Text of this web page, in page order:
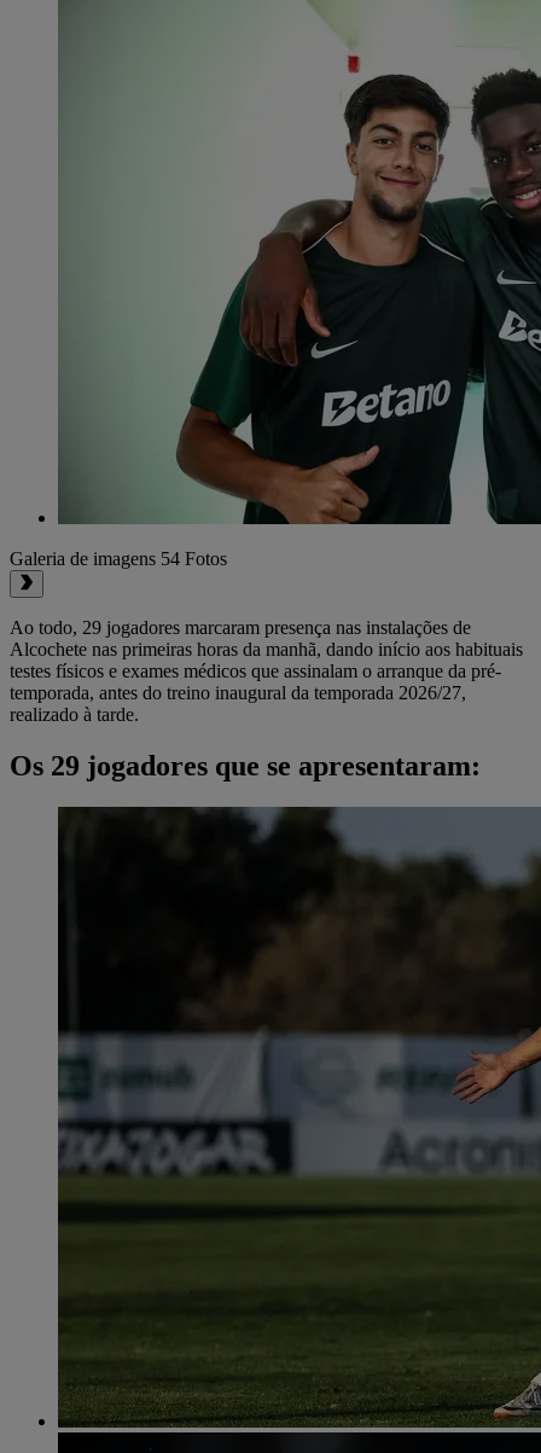
Galeria de imagens 54 Fotos
Ao todo, 29 jogadores marcaram presença nas instalações de
Alcochete nas primeiras horas da manhã, dando início aos habituais
testes físicos e exames médicos que assinalam o arranque da pré-
temporada, antes do treino inaugural da temporada 2026/27,
realizado à tarde.
Os 29 jogadores que se apresentaram: